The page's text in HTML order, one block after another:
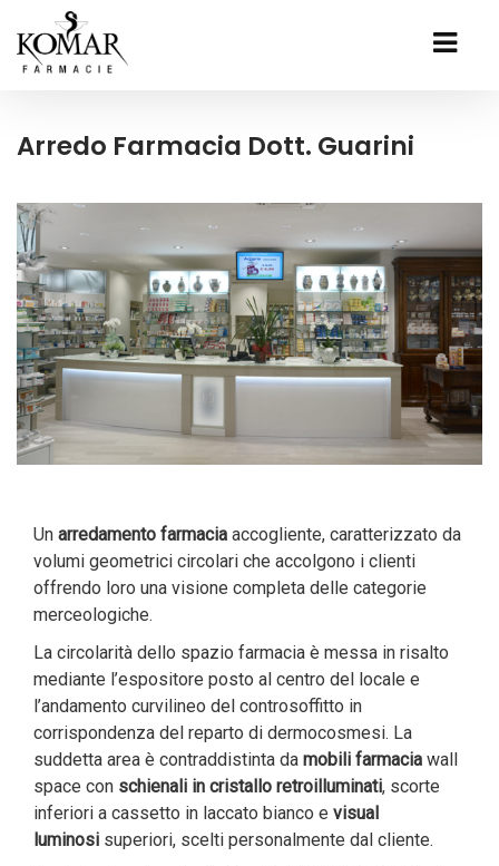
Arredo Farmacia Dott. Guarini
Un arredamento farmacia accogliente, caratterizzato da
volumi geometrici circolari che accolgono i clienti
offrendo loro una visione completa delle categorie
merceologiche.
La circolarità dello spazio farmacia è messa in risalto
mediante l’espositore posto al centro del locale e
l’andamento curvilineo del controsoffitto in
corrispondenza del reparto di dermocosmesi. La
suddetta area è contraddistinta da mobili farmacia wall
space con schienali in cristallo retroilluminati, scorte
inferiori a cassetto in laccato bianco e visual
luminosi superiori, scelti personalmente dal cliente.